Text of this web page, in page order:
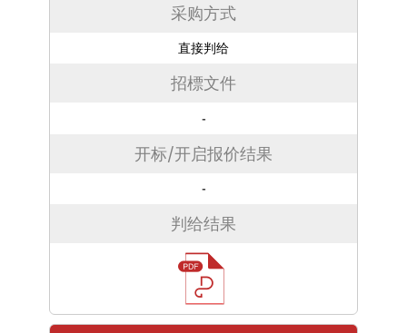
采购方式
直接判给
招標文件
-
开标/开启报价结果
-
判给结果